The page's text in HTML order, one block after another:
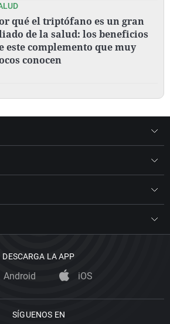
qué el triptófano es un gran
de la salud: los beneficios
este complemento que muy
conocen
DESCARGA LA APP
Android iOS
SÍGUENOS EN